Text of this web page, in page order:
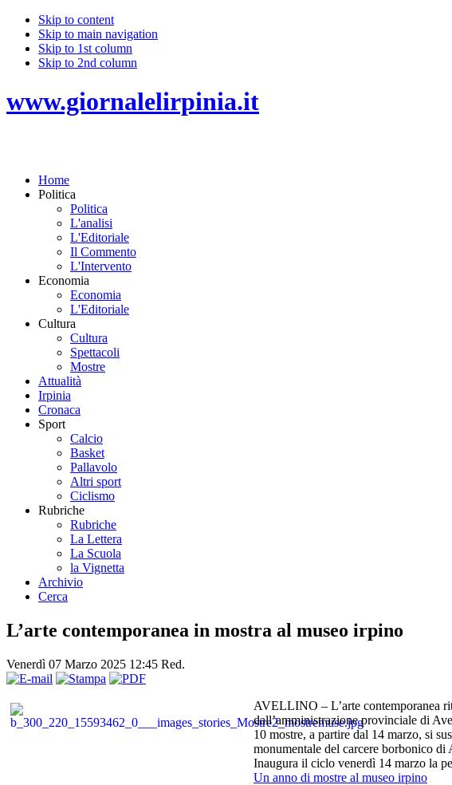
Skip to content
Skip to main navigation
Skip to 1st column
Skip to 2nd column
www.giornalelirpinia.it
Home
Politica
Politica
L'analisi
L'Editoriale
Il Commento
L'Intervento
Economia
Economia
L'Editoriale
Cultura
Cultura
Spettacoli
Mostre
Attualità
Irpinia
Cronaca
Sport
Calcio
Basket
Pallavolo
Altri sport
Ciclismo
Rubriche
Rubriche
La Lettera
La Scuola
la Vignetta
Archivio
Cerca
L’arte contemporanea in mostra al museo irpino
Venerdì 07 Marzo 2025 12:45 Red.
AVELLINO – L’arte contemporanea
dall’amministrazione provinciale di
10 mostre, a partire dal 14 marzo, si
monumentale del carcere borbonico di
Inaugura il ciclo venerdì 14 marzo la
Un anno di mostre al museo irpino